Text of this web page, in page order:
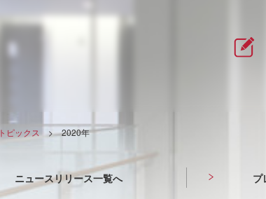
トピックス >2020年
ニュースリリース一覧へ プ